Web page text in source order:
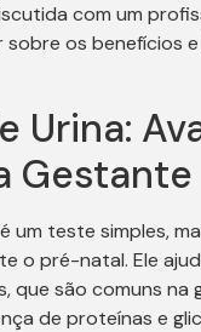
com um
os benefícios
Urina:
Gestante
um teste simples,
o pré-natal. Ele
que são comuns na
de proteínas e